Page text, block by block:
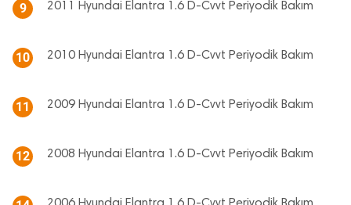
9 2011 Hyundai Elantra 1.6 D-Cvvt Periyodik Bakım
10 2010 Hyundai Elantra 1.6 D-Cvvt Periyodik Bakım
11 2009 Hyundai Elantra 1.6 D-Cvvt Periyodik Bakım
12 2008 Hyundai Elantra 1.6 D-Cvvt Periyodik Bakım